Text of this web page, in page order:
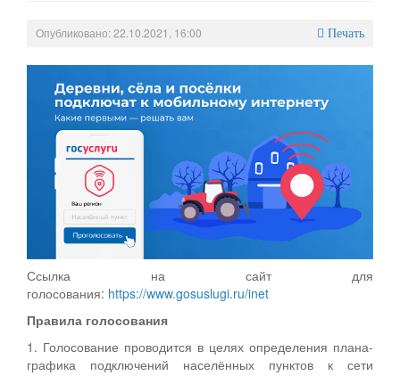
Опубликовано: 22.10.2021, 16:00 Печать
Ссылка на сайт для
голосования: https://www.gosuslugi.ru/inet
Правила голосования
1. Голосование проводится в целях определения плана-
графика подключений населённых пунктов к сети